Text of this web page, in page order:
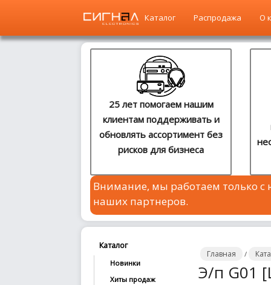
Сотрудничество
Каталог Распродажа О
25 лет помогаем нашим
клиентам поддерживать и
обновлять ассортимент без
рисков для бизнеса
Внимание, мы работаем только
наших партнеров.
Главная /
Э/п G01
Каталог
Новинки
Хиты продаж